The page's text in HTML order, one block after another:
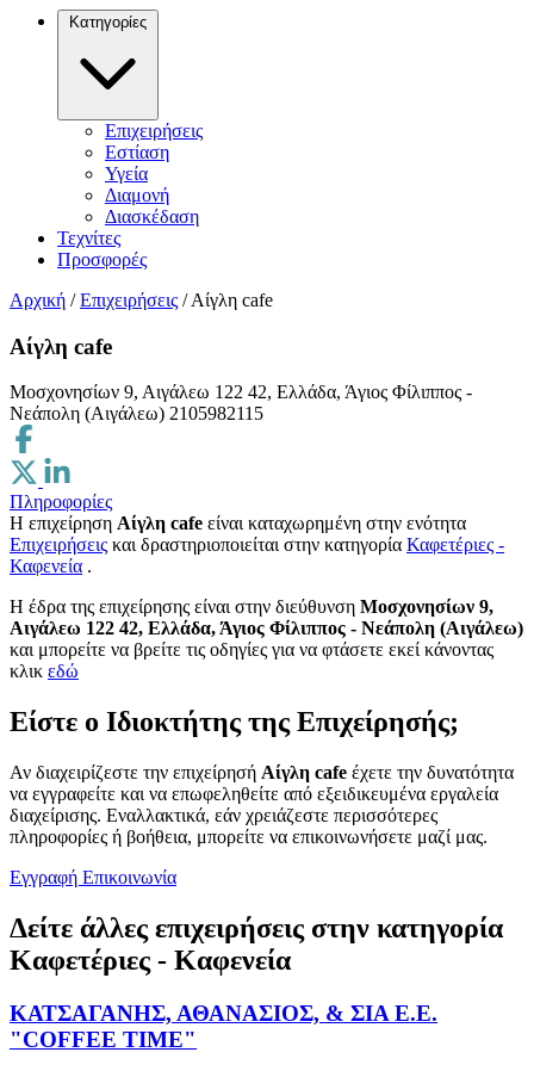
Κατηγορίες
Επιχειρήσεις
Εστίαση
Υγεία
Διαμονή
Διασκέδαση
Τεχνίτες
Προσφορές
Αρχική / Επιχειρήσεις / Αίγλη cafe
Αίγλη cafe
Μοσχονησίων 9, Αιγάλεω 122 42, Ελλάδα, Άγιος Φίλιππος -
Νεάπολη (Αιγάλεω) 2105982115
Πληροφορίες
Η επιχείρηση Αίγλη cafe είναι καταχωρημένη στην ενότητα
Επιχειρήσεις και δραστηριοποιείται στην κατηγορία Καφετέριες -
Καφενεία .
H έδρα της επιχείρησης είναι στην διεύθυνση Μοσχονησίων 9,
Αιγάλεω 122 42, Ελλάδα, Άγιος Φίλιππος - Νεάπολη (Αιγάλεω)
και μπορείτε να βρείτε τις οδηγίες για να φτάσετε εκεί κάνοντας
κλικ εδώ
Είστε ο Ιδιοκτήτης της Επιχείρησής;
Αν διαχειρίζεστε την επιχείρησή Αίγλη cafe έχετε την δυνατότητα
να εγγραφείτε και να επωφεληθείτε από εξειδικευμένα εργαλεία
διαχείρισης. Εναλλακτικά, εάν χρειάζεστε περισσότερες
πληροφορίες ή βοήθεια, μπορείτε να επικοινωνήσετε μαζί μας.
Εγγραφή Επικοινωνία
Δείτε άλλες επιχειρήσεις στην κατηγορία
Καφετέριες - Καφενεία
ΚΑΤΣΑΓΑΝΗΣ, ΑΘΑΝΑΣΙΟΣ, & ΣΙΑ Ε.Ε.
"COFFEE TIME"